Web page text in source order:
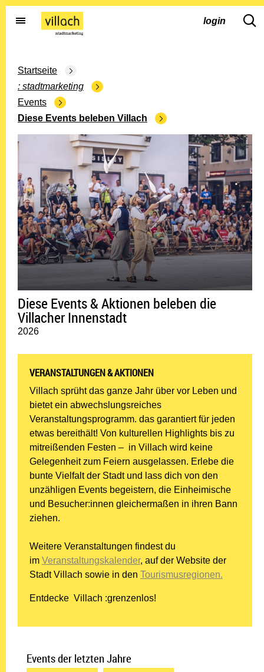
Gehe zur Startseite
login
Startseite
stadtmarketing
Events
Diese Events beleben Villach
Diese Events & Aktionen beleben die
Villacher Innenstadt
2026
VERANSTALTUNGEN & AKTIONEN
Villach sprüht das ganze Jahr über vor Leben und
bietet ein abwechslungsreiches
Veranstaltungsprogramm. das garantiert für jeden
etwas bereithält! Von kulturellen Highlights bis zu
mitreißenden Festen – in Villach wird keine
Gelegenheit zum Feiern ausgelassen. Erlebe die
bunte Vielfalt der Stadt und lass dich von den
unzähligen Events begeistern, die Einheimische
und Besucher:innen gleichermaßen in ihren Bann
ziehen.
Weitere Veranstaltungen findest du
im Veranstaltungskalender, auf der Website der
Stadt Villach sowie in den Tourismusregionen.
Entdecke Villach :grenzenlos!
Events der letzten Jahre